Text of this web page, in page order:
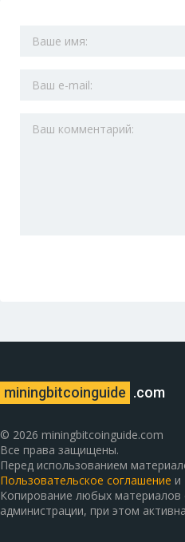
miningbitcoinguide .com
© 2026 miningbitcoinguide.com
Все права защищены.
Перед использованием
Пользовательское соглашение и
Копирование любых материалов
администрации, при этом